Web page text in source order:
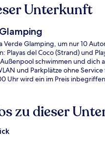
Unterkunft
Verde Glamping, um nur 10
Playas del Coco (Strand) und
schwimmen und dich
und Parkplätze ohne
Uhr wird ein im Preis
zu dieser